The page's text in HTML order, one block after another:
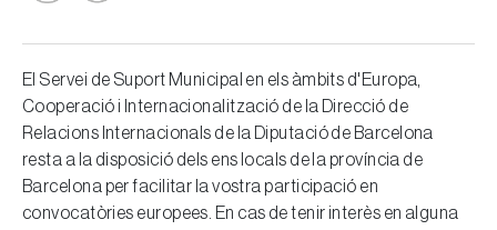
El Servei de Suport Municipal en els àmbits d'Europa,
Cooperació i Internacionalització de la Direcció de
Relacions Internacionals de la Diputació de Barcelona
resta a la disposició dels ens locals de la província de
Barcelona per facilitar la vostra participació en
convocatòries europees. En cas de tenir interès en alguna